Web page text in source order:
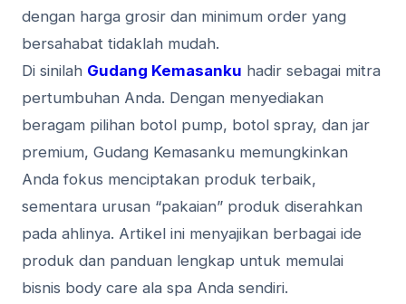
dengan harga grosir dan minimum order yang
bersahabat tidaklah mudah.
Di sinilah Gudang Kemasanku hadir sebagai mitra
pertumbuhan Anda. Dengan menyediakan
beragam pilihan botol pump, botol spray, dan jar
premium, Gudang Kemasanku memungkinkan
Anda fokus menciptakan produk terbaik,
sementara urusan “pakaian” produk diserahkan
pada ahlinya. Artikel ini menyajikan berbagai ide
produk dan panduan lengkap untuk memulai
bisnis body care ala spa Anda sendiri.